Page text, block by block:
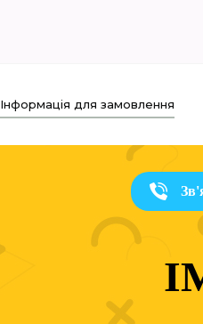
Інформація для замовлення